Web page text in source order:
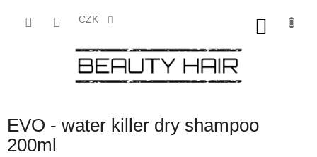
CZK
EVO - water killer dry shampoo
200ml